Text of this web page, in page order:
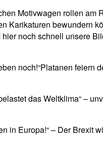
Motivwagen rollen am
Karikaturen bewundern
noch schnell unsere
noch!“Platanen
das Weltklima“ –
in Europa!“ – Der Brexit